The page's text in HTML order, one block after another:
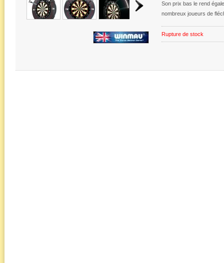
Son prix bas le rend
nombreux joueurs de
Rupture de stock